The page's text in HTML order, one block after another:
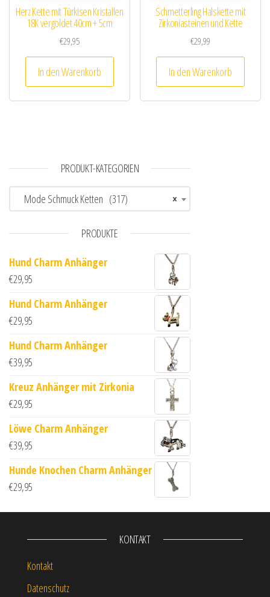
Herz Kette mit Türkisen Kristallen
18K vergoldet 40cm + 5cm
€29,95
In den Warenkorb
Schmetterling Halskette mit
Zirkoniasteinen und Kette
€29,99
In den Warenkorb
PRODUKT-KATEGORIEN
×
Mode Schmuck Ketten (317)
PRODUKTE
Hund Charm Anhänger
€29,95
Hund Charm Anhänger
€29,95
Hund Charm Anhänger
€39,95
Kreuz Anhänger mit Zirkonia
€29,95
Löwe Charm Anhänger
€39,95
Hunde Knochen Charm Anhänger
€29,95
KONTAKT
Kontakt
Datenschutz